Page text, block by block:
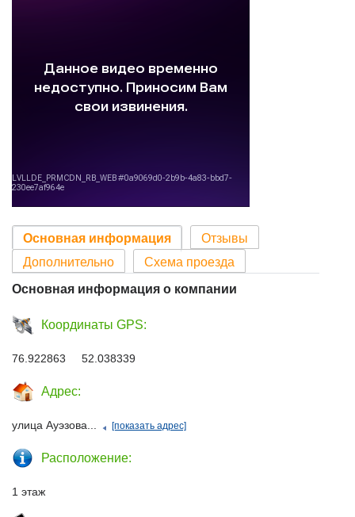
Основная информация
Отзывы
Дополнительно
Схема проезда
Основная информация о компании
Координаты GPS:
76.922863 52.038339
Адрес:
улица Ауэзова... [показать адрес]
Расположение:
1 этаж